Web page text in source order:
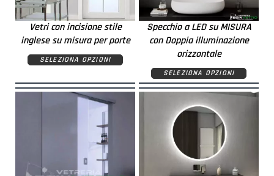
Vetri con incisione stile
inglese su misura per porte
SELEZIONA OPZIONI
Specchio a LED su MISURA
con Doppia illuminazione
orizzontale
SELEZIONA OPZIONI